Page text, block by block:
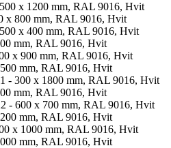
x 1200 mm, RAL 9016, Hvit
x 800 mm, RAL 9016, Hvit
x 400 mm, RAL 9016, Hvit
mm, RAL 9016, Hvit
x 900 mm, RAL 9016, Hvit
mm, RAL 9016, Hvit
- 300 x 1800 mm, RAL 9016, Hvit
mm, RAL 9016, Hvit
- 600 x 700 mm, RAL 9016, Hvit
mm, RAL 9016, Hvit
x 1000 mm, RAL 9016, Hvit
mm, RAL 9016, Hvit